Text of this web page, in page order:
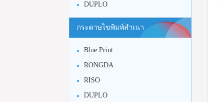
DUPLO
กระดาษไขพิมพ์สำเนา
Blue Print
RONGDA
RISO
DUPLO